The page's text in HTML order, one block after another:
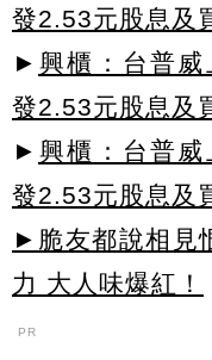
發2.53元股息及
► 興櫃：台普
發2.53元股息及
► 興櫃：台普
發2.53元股息及
►脆友都說相見
力 大人味爆紅！
PR